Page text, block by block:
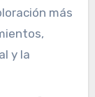
más
y la